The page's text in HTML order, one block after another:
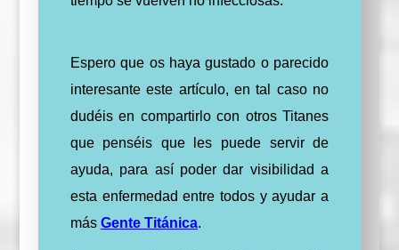
Espero que os haya gustado o parecido
interesante este artículo, en tal caso no
dudéis en compartirlo con otros Titanes
que penséis que les puede servir de
ayuda, para así poder dar visibilidad a
esta enfermedad entre todos y ayudar a
más Gente Titánica.